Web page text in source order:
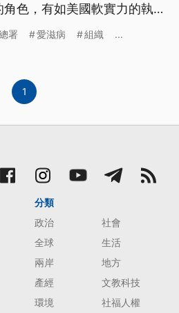
色，有如美國軟實力的執行
羅斯等競爭對手；對白俄羅
署 愛滋病 組織 ...
1
分類
政治
社會
全球
生活
兩岸
地方
產經
文教科技
環境
社福人權